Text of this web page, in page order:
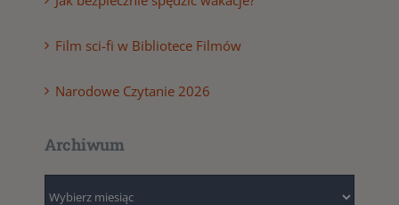
Film sci-fi w Bibliotece Filmów
Narodowe Czytanie 2026
Archiwum